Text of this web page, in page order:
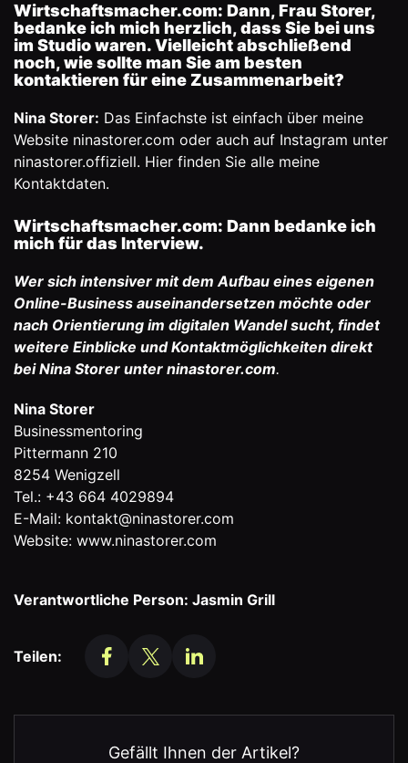
Wirtschaftsmacher.com: Dann, Frau Storer,
bedanke ich mich herzlich, dass Sie bei uns
im Studio waren. Vielleicht abschließend
noch, wie sollte man Sie am besten
kontaktieren für eine Zusammenarbeit?
Nina Storer: Das Einfachste ist einfach über meine
Website ninastorer.com oder auch auf Instagram unter
ninastorer.offiziell. Hier finden Sie alle meine
Kontaktdaten.
Wirtschaftsmacher.com: Dann bedanke ich
mich für das Interview.
Wer sich intensiver mit dem Aufbau eines eigenen
Online-Business auseinandersetzen möchte oder
nach Orientierung im digitalen Wandel sucht, findet
weitere Einblicke und Kontaktmöglichkeiten direkt
bei Nina Storer unter ninastorer.com.
Nina Storer
Businessmentoring
Pittermann 210
8254 Wenigzell
Tel.: +43 664 4029894
E-Mail: kontakt@ninastorer.com
Website: www.ninastorer.com
Verantwortliche Person: Jasmin Grill
Teilen:
Gefällt Ihnen der Artikel?